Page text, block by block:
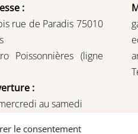
le consentement
:
rue de Paradis 75010
Poissonnières (ligne
:
au samedi